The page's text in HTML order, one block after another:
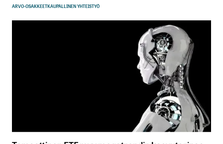
ARVO-OSAKKEETKAUPALLINEN YHTEISTYÖ